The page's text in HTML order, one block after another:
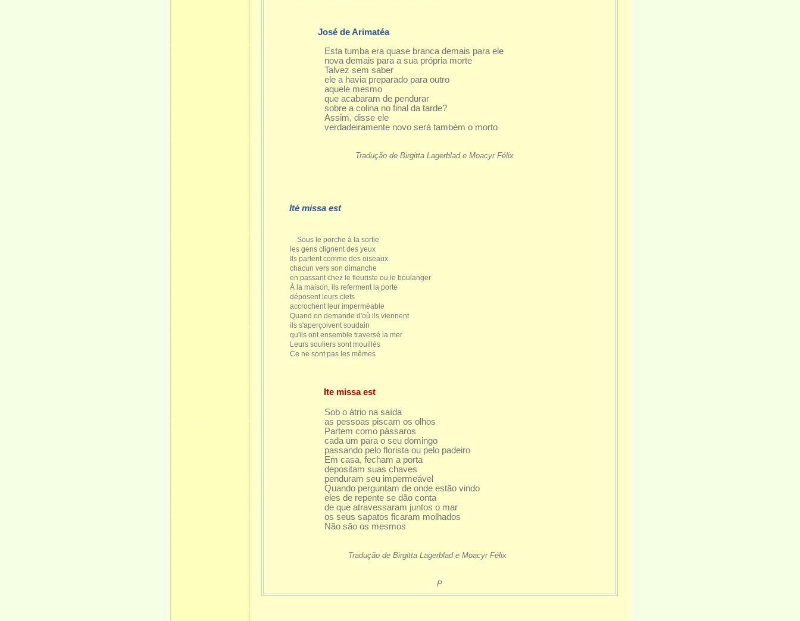
José de Arimatéa
Esta tumba era quase branca demais para ele
nova demais para a sua própria morte
Talvez sem saber
ele a havia preparado para outro
aquele mesmo
que acabaram de pendurar
sobre a colina no final da tarde?
Assim, disse ele
verdadeiramente novo será também o morto
Tradução de Birgitta Lagerblad e Moacyr Félix
Ité missa est
Sous le porche à la sortie
les gens clignent des yeux
Ils partent comme des oiseaux
chacun vers son dimanche
en passant chez le fleuriste ou le boulanger
À la maison, ils referment la porte
déposent leurs clefs
accrochent leur imperméable
Quand on demande d'où ils viennent
ils s'aperçoivent soudain
qu'ils ont ensemble traversé la mer
Leurs souliers sont mouillés
Ce ne sont pas les mêmes
Ite missa est
Sob o átrio na saída
as pessoas piscam os olhos
Partem como pássaros
cada um para o seu domingo
passando pelo florista ou pelo padeiro
Em casa, fecham a porta
depositam suas chaves
penduram seu impermeável
Quando perguntam de onde estão vindo
eles de repente se dão conta
de que atravessaram juntos o mar
os seus sapatos ficaram molhados
Não são os mesmos
Tradução de Birgitta Lagerblad e Moacyr Félix
P